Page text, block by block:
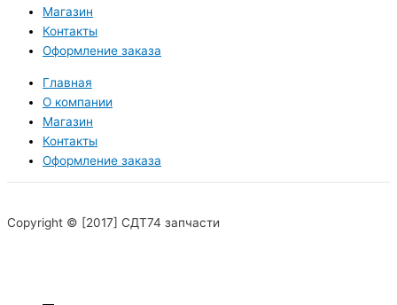
Магазин
Контакты
Оформление заказа
Главная
О компании
Магазин
Контакты
Оформление заказа
Copyright © [2017] СДТ74 запчасти